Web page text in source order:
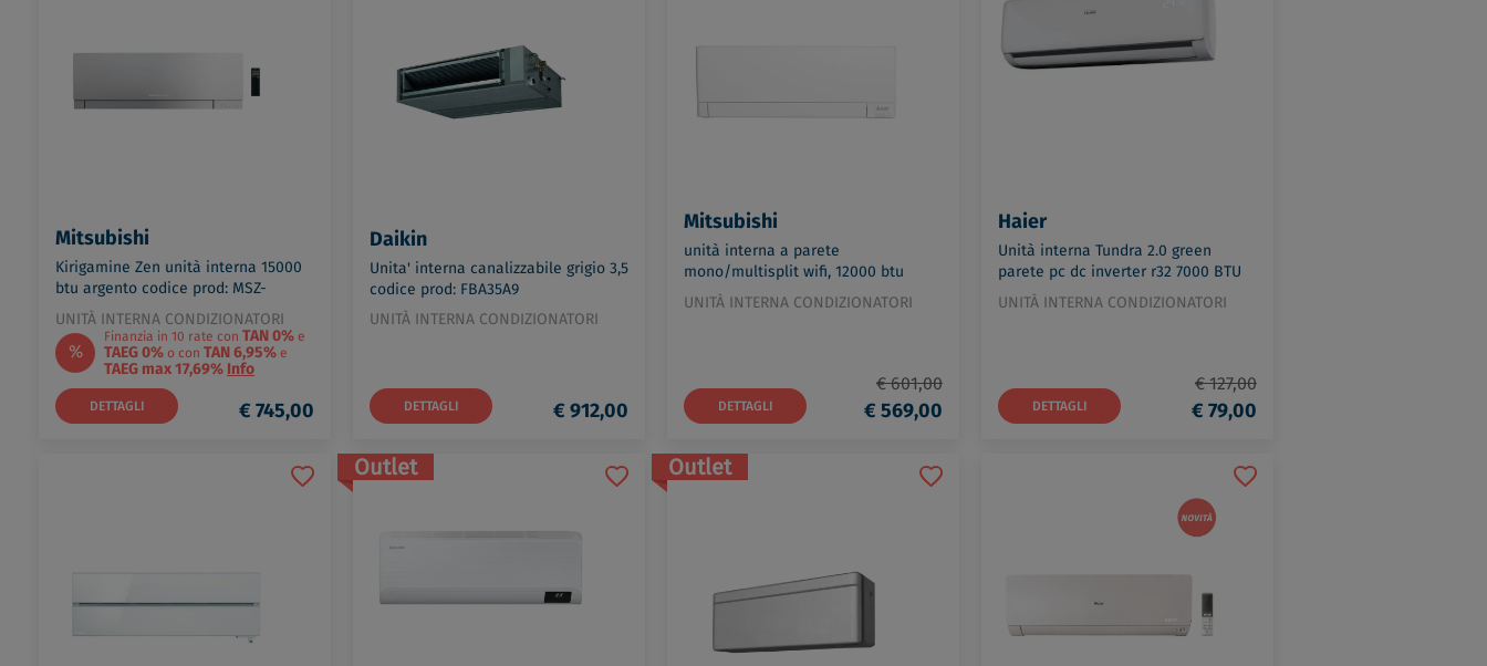
Mitsubishi
Kirigamine Zen unità interna 15000
btu argento codice prod: MSZ-
EF42VGKS
UNITÀ INTERNA CONDIZIONATORI
%
Finanzia in 10 rate con TAN 0% e
TAEG 0% o con TAN 6,95% e
TAEG max 17,69% Info
DETTAGLI € 745,00
Daikin
Unita' interna canalizzabile grigio 3,5
codice prod: FBA35A9
UNITÀ INTERNA CONDIZIONATORI
DETTAGLI € 912,00
Mitsubishi
unità interna a parete
mono/multisplit wifi, 12000 btu
codice prod: MSZ-AY35VGKP
UNITÀ INTERNA CONDIZIONATORI
DETTAGLI
€ 601,00
€ 569,00
Haier
Unità interna Tundra 2.0 green
parete pc dc inverter r32 7000 BTU
codice prod: 2501300RA
UNITÀ INTERNA CONDIZIONATORI
DETTAGLI
€ 127,00
€ 79,00
Outlet Outlet